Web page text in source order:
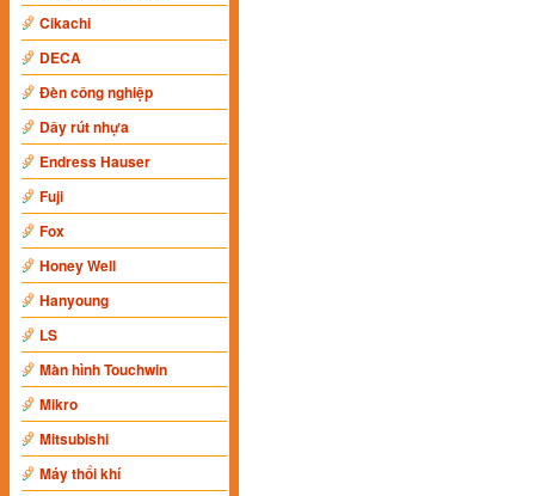
Cikachi
DECA
Đèn công nghiệp
Dây rút nhựa
Endress Hauser
Fuji
Fox
Honey Well
Hanyoung
LS
Màn hình Touchwin
Mikro
Mitsubishi
Máy thổi khí